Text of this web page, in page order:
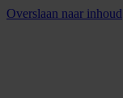
Overslaan naar inhoud